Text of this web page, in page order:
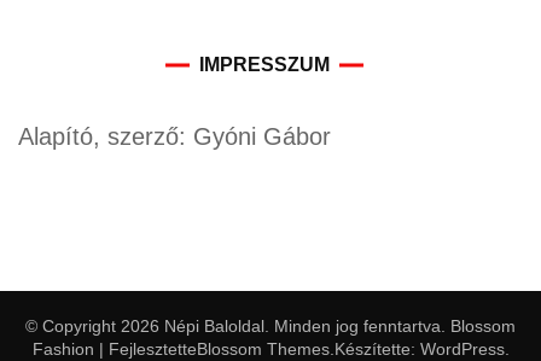
IMPRESSZUM
Alapító, szerző: Gyóni Gábor
© Copyright 2026 Népi Baloldal . Minden jog fenntartva.
Blossom
Fashion | FejlesztetteBlossom Themes.Készítette: WordPress.